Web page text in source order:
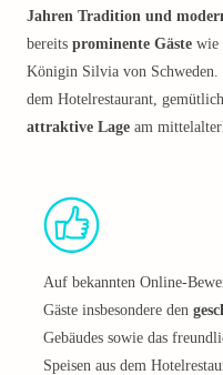
Jahren Tradition und
bereits prominente Gäste wie
Königin Silvia von Schweden.
dem Hotelrestaurant,
attraktive Lage am
Auf bekannten Online-
Gäste insbesondere den
Gebäudes sowie das
Speisen aus dem